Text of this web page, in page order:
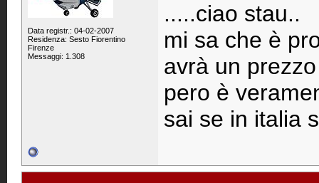
Data registr.: 04-02-2007
Residenza: Sesto Fiorentino
Firenze
Messaggi: 1.308
.....ciao stau..
mi sa che è
avrà un
pero è
sai se in italia